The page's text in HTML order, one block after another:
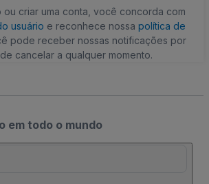
ou criar uma conta, você concorda com
usuário e reconhece nossa política de
pode receber nossas notificações por
cancelar a qualquer momento.
em todo o mundo